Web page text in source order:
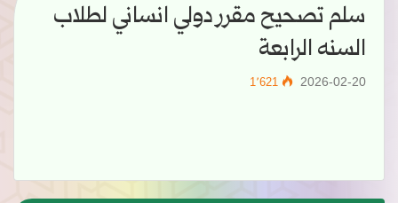
سلم تصحيح مقرر دولي انساني لطلاب
السنه الرابعة
2026-02-20